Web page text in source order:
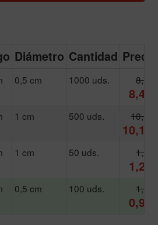
Diámetro Cantidad Precio
0,5 cm 1000 uds. 8,79
8,44
1 cm 500 uds. 10,59
10,17
1 cm 50 uds. 1,26
1,21
0,5 cm 100 uds. 1,03
0,99